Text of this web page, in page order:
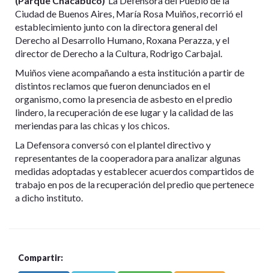
Ciudad de Buenos Aires, María Rosa Muiños, recorrió el
establecimiento junto con la directora general del
Derecho al Desarrollo Humano, Roxana Perazza, y el
director de Derecho a la Cultura, Rodrigo Carbajal.
Muiños viene acompañando a esta institución a partir de
distintos reclamos que fueron denunciados en el
organismo, como la presencia de asbesto en el predio
lindero, la recuperación de ese lugar y la calidad de las
meriendas para las chicas y los chicos.
La Defensora conversó con el plantel directivo y
representantes de la cooperadora para analizar algunas
medidas adoptadas y establecer acuerdos compartidos de
trabajo en pos de la recuperación del predio que pertenece
a dicho instituto.
Compartir: